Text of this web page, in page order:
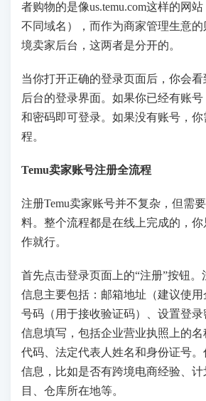
者购物的是像us.temu.com这样的网
不同域名），而作为商家管理生意
境卖家后台，这两者是分开的。
当你打开正确的登录页面后，你会
后台的登录界面。如果你已经有账
和密码即可登录。如果没有账号，
程。
Temu卖家账号注册全流程
注册Temu卖家账号并不复杂，但需
料。整个流程都是在线上完成的，
作就行。
首先点击登录页面上的“注册”按钮
信息主要包括：邮箱地址（建议使
号码（用于接收验证码）、设置登
信息填写，包括企业营业执照上的名
代码、法定代表人姓名和身份证号
信息，比如是否有跨境电商经验、
目、仓库所在地等。